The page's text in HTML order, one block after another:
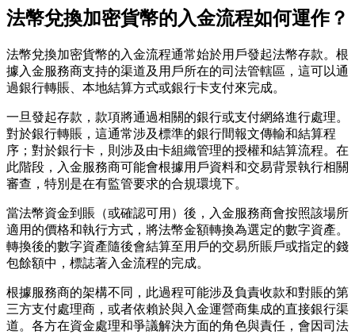
法幣兌換加密貨幣的入金流程如何運作？
法幣兌換加密貨幣的入金流程通常始於用戶發起法幣存款。根
據入金服務商支持的渠道及用戶所在的司法管轄區，這可以通
過銀行轉賬、本地結算方式或銀行卡支付來完成。
一旦發起存款，款項將通過相關的銀行或支付網絡進行處理。
對於銀行轉賬，這通常涉及標準的銀行間報文傳輸和結算程
序；對於銀行卡，則涉及由卡組織管理的授權和結算流程。在
此階段，入金服務商可能會根據用戶資料和交易背景執行相關
審查，特別是在有監管要求的合規環境下。
當法幣資金到賬（或確認可用）後，入金服務商會按照該場所
適用的價格和執行方式，將法幣金額轉換為選定的數字資產。
轉換後的數字資產隨後會結算至用戶的交易所賬戶或指定的錢
包餘額中，標誌著入金流程的完成。
根據服務商的架構不同，此過程可能涉及負責收款和對賬的第
三方支付處理商，或者依賴於與入金運營商集成的直接銀行渠
道。各方在資金處理和爭議解決方面的角色與責任，會因司法